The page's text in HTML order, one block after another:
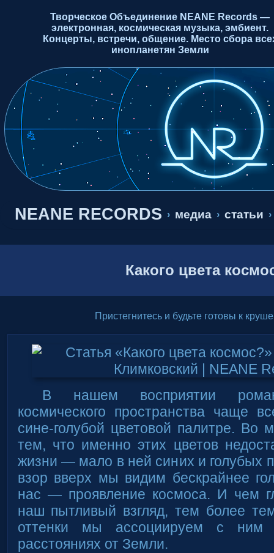
Творческое Объединение NEANE Records —
электронная, космическая музыка, эмбиент.
Концерты, встречи, общение. Место сбора
инопланетян Земли
NEANE RECORDS › медиа › статьи ›
Какого цвета
Пристегнитесь и будьте готовы к
В нашем восприятии
космического пространства чаще
сине-голубой цветовой палитре. Во
тем, что именно этих цветов
жизни — мало в ней синих и голубых
взор вверх мы видим бескрайнее
нас — проявление космоса. И чем
наш пытливый взгляд, тем более
оттенки мы ассоциируем с ним
расстояниях от Земли.